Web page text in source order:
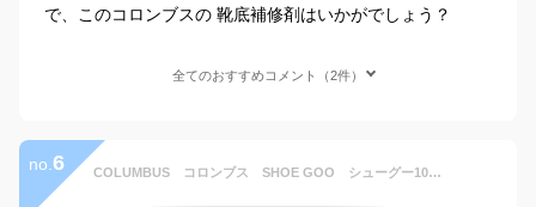
で、このコロンブスの 靴底補修剤はいかがでしょう？
全てのおすすめコメント（2件）
no. 6 COLUMBUS コロンブス SHOE GOO シューグー100g シューズ用補修剤 クロ【お取り寄せ製品】【シューズ用補修用品 靴底補修剤】